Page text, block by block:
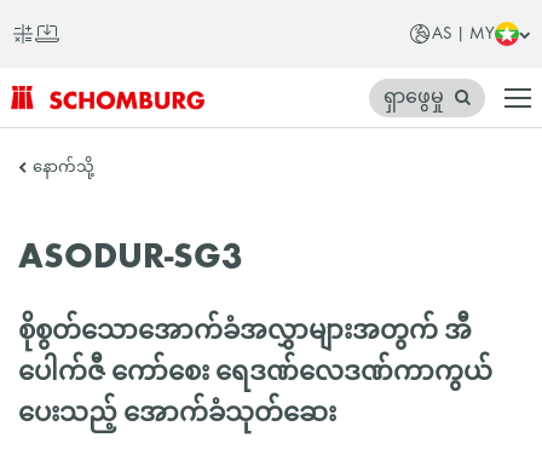
AS | MY
SCHOMBURG
ရှ
တိုက်
ရှာဖွေမှု
နောက်သို့
ASODUR-SG3
စိုစွတ်သောအောက်ခံအလွှာများအတွက် အီ
ပေါက်ဇီ ကော်စေး ရေဒဏ်လေဒဏ်ကာကွယ်
ပေးသည့် အောက်ခံသုတ်ဆေး